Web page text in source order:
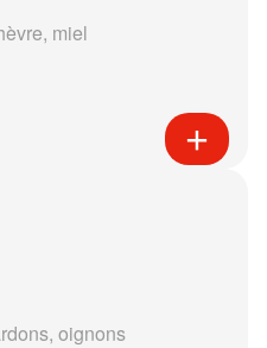
miel
oignons